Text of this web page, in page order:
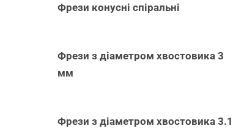
Фрези конусні спіральні
Фрези з діаметром хвостовика 3
мм
Фрези з діаметром хвостовика